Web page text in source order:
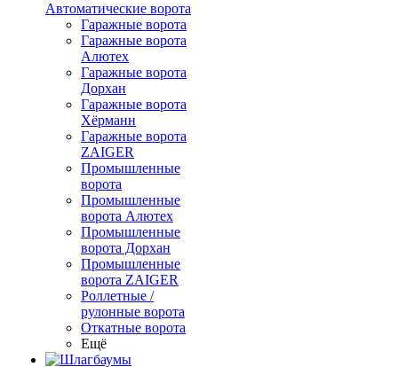
Автоматические ворота
Гаражные ворота
Гаражные ворота
Алютех
Гаражные ворота
Дорхан
Гаражные ворота
Хёрманн
Гаражные ворота
ZAIGER
Промышленные
ворота
Промышленные
ворота Алютех
Промышленные
ворота Дорхан
Промышленные
ворота ZAIGER
Роллетные /
рулонные ворота
Откатные ворота
Ещё